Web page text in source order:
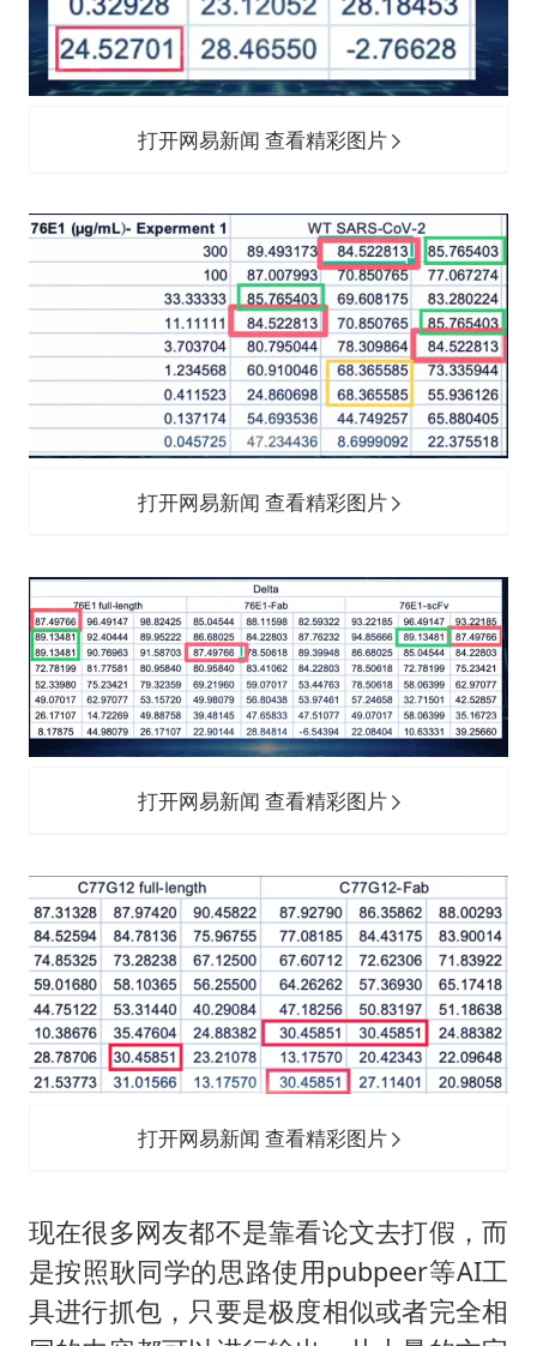
打开网易新闻 查看精彩图片
打开网易新闻 查看精彩图片
打开网易新闻 查看精彩图片
打开网易新闻 查看精彩图片
现在很多网友都不是靠看论文去打假，而
是按照耿同学的思路使用pubpeer等AI工
具进行抓包，只要是极度相似或者完全相